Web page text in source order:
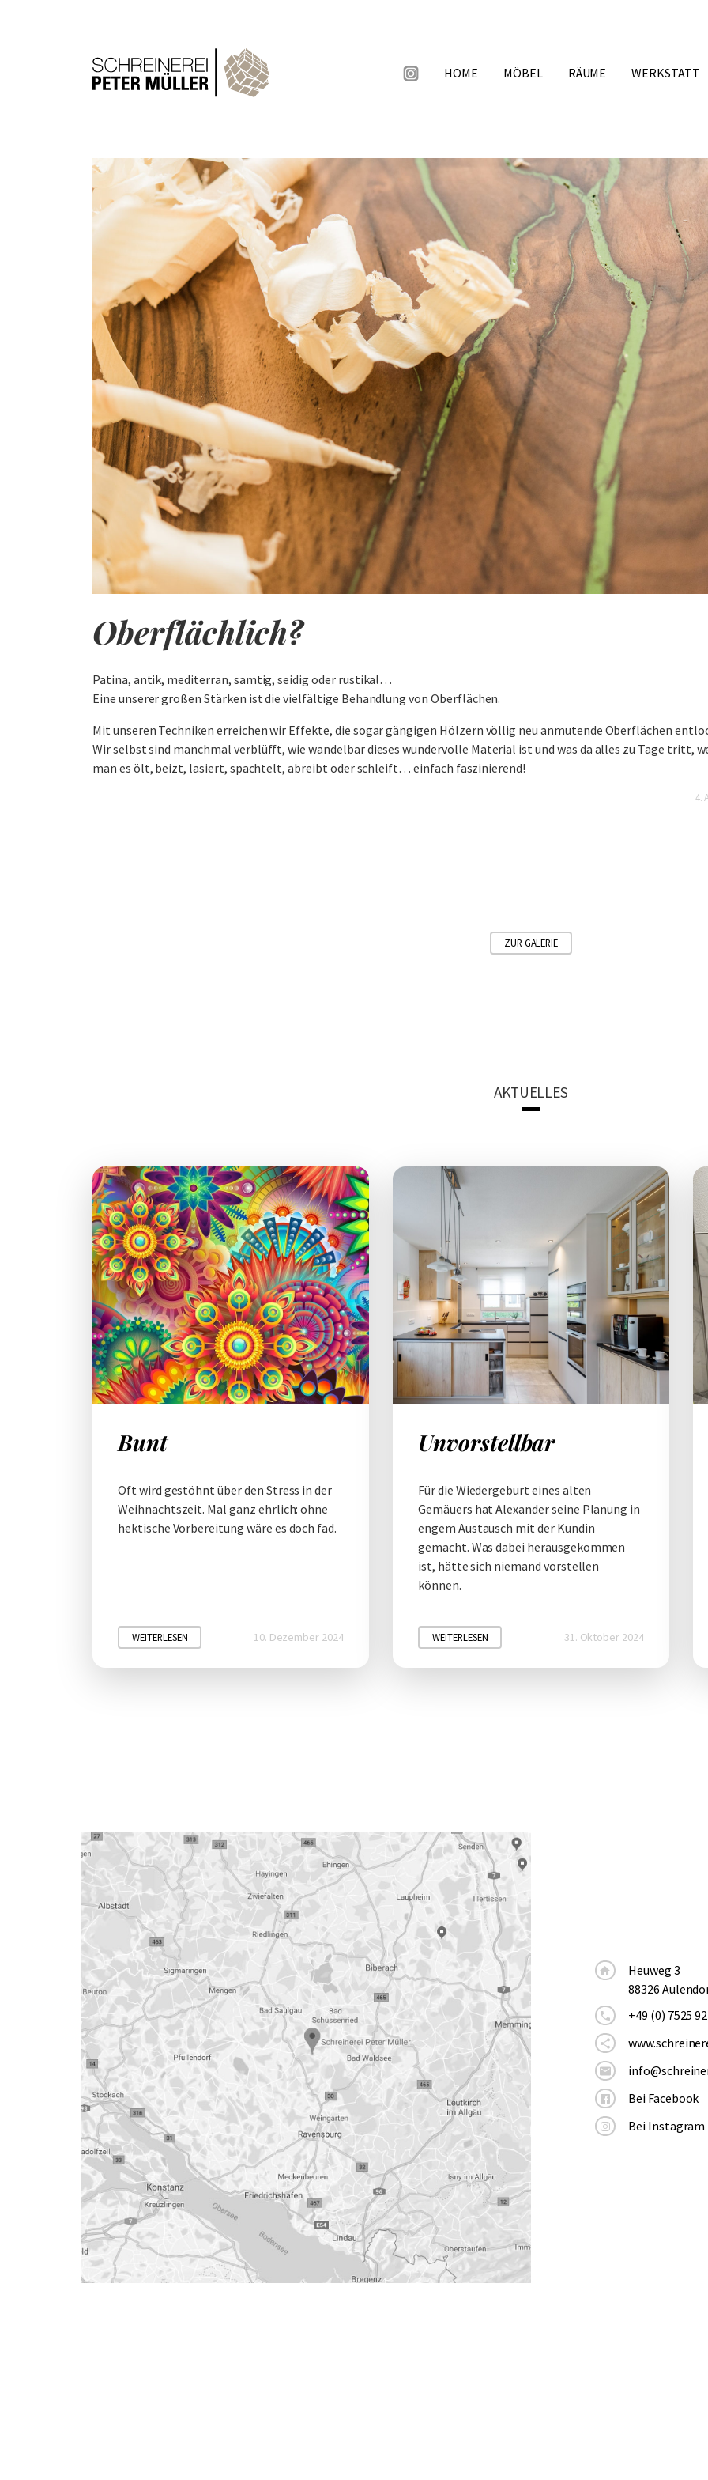
HOME MÖBEL RÄUME WERKSTATT
Oberflächlich?
Patina, antik, mediterran, samtig, seidig oder rustikal…
Eine unserer großen Stärken ist die vielfältige Behandlung von Oberflächen.
Mit unseren Techniken erreichen wir Effekte, die sogar gängigen Hölzern völlig neu anmutende Oberflächen
Wir selbst sind manchmal verblüfft, wie wandelbar dieses wundervolle Material ist und was da alles zu Tage tritt,
man es ölt, beizt, lasiert, spachtelt, abreibt oder schleift… einfach faszinierend!
4.
ZUR GALERIE
AKTUELLES
Bunt
Oft wird gestöhnt über den Stress in der
Weihnachtszeit. Mal ganz ehrlich: ohne
hektische Vorbereitung wäre es doch fad.
WEITERLESEN 10. Dezember 2024
Unvorstellbar
Für die Wiedergeburt eines alten
Gemäuers hat Alexander seine Planung in
engem Austausch mit der Kundin
gemacht. Was dabei herausgekommen
ist, hätte sich niemand vorstellen
können.
WEITERLESEN 31. Oktober 2024
Heuweg 3
88326
+49 (0) 7525
Bei Facebook
Bei Instagram